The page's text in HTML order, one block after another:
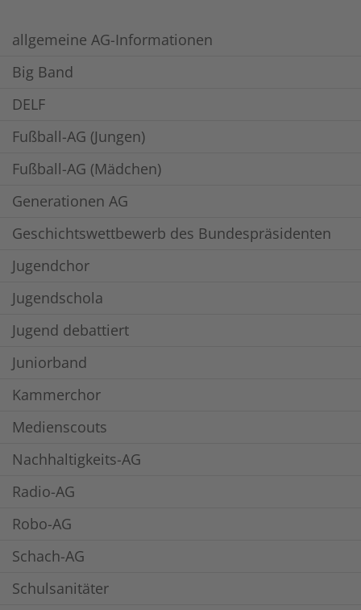
allgemeine AG-Informationen
Big Band
DELF
Fußball-AG (Jungen)
Fußball-AG (Mädchen)
Generationen AG
Geschichtswettbewerb des Bundespräsidenten
Jugendchor
Jugendschola
Jugend debattiert
Juniorband
Kammerchor
Medienscouts
Nachhaltigkeits-AG
Radio-AG
Robo-AG
Schach-AG
Schulsanitäter